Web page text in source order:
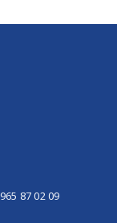
965 87 02 09